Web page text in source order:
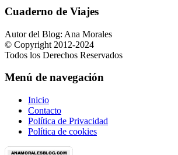
Cuaderno de Viajes
Autor del Blog: Ana Morales
© Copyright 2012-2024
Todos los Derechos Reservados
Menú de navegación
Inicio
Contacto
Política de Privacidad
Política de cookies